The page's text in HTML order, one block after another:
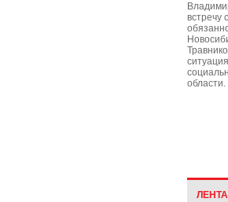
встречу
области.